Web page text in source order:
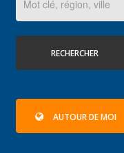
RECHERCHER
AUTOUR DE MOI